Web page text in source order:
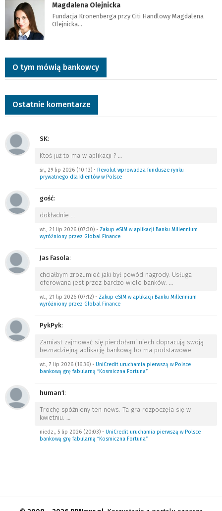
Magdalena Olejnicka
Fundacja Kronenberga przy Citi Handlowy Magdalena
Olejnicka…
O tym mówią bankowcy
Ostatnie komentarze
SK:
Ktoś już to ma w aplikacji ?
śr., 29 lip 2026 (10:13) • Revolut wprowadza fundusze rynku
prywatnego dla klientów w Polsce
gość:
dokładnie
wt., 21 lip 2026 (07:30) • Zakup eSIM w aplikacji Banku Millennium
wyróżniony przez Global Finance
Jas Fasola:
chciałbym zrozumieć jaki był powód nagrody. Usługa
oferowana jest przez bardzo wiele banków.
wt., 21 lip 2026 (07:12) • Zakup eSIM w aplikacji Banku Millennium
wyróżniony przez Global Finance
PykPyk:
Zamiast zajmować się pierdołami niech dopracują swoją
beznadziejną aplikację bankową bo ma podstawowe
wt., 7 lip 2026 (16:36) • UniCredit uruchamia pierwszą w Polsce
bankową grę fabularną “Kosmiczna Fortuna”
human1:
Trochę spóźniony ten news. Ta gra rozpoczęła się w
kwietniu.
niedz., 5 lip 2026 (20:03) • UniCredit uruchamia pierwszą w Polsce
bankową grę fabularną “Kosmiczna Fortuna”